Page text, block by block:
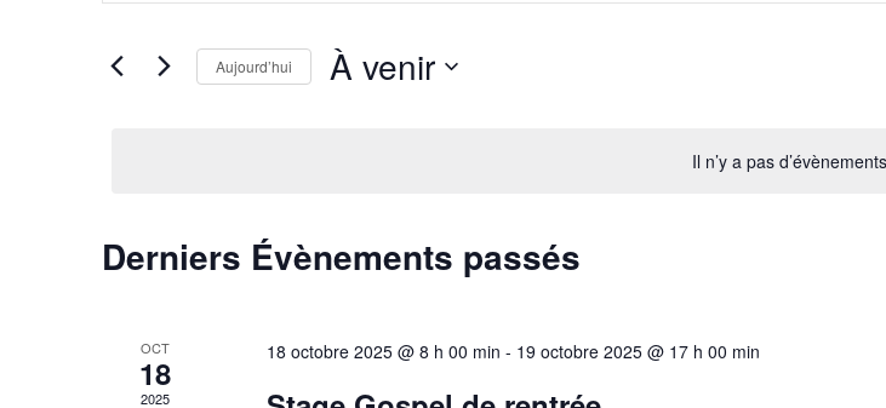
Il n’y a pas
navigation
de
Rechercher
mot-
Aujourd’hui À venir
Derniers Évènements passés
OCT
18
2025
18 octobre 2025 @ 8 h 00 min - 19 octobre 2025 @ 17 h 00 min